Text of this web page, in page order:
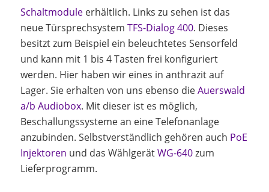
Schaltmodule erhältlich. Links zu sehen ist das
neue Türsprechsystem TFS-Dialog 400. Dieses
besitzt zum Beispiel ein beleuchtetes Sensorfeld
und kann mit 1 bis 4 Tasten frei konfiguriert
werden. Hier haben wir eines in anthrazit auf
Lager. Sie erhalten von uns ebenso dieAuerswald
a/b Audiobox. Mit dieser ist es möglich,
Beschallungssysteme an eine Telefonanlage
anzubinden. Selbstverständlich gehören auch PoE
Injektoren und das WählgerätWG-640zum
Lieferprogramm.